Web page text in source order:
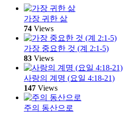
가장 귀한 삶
74 Views
가장 중요한 것 (계 2:1-5)
83 Views
사랑의 계명 (요일 4:18-21)
147 Views
주의 동산으로